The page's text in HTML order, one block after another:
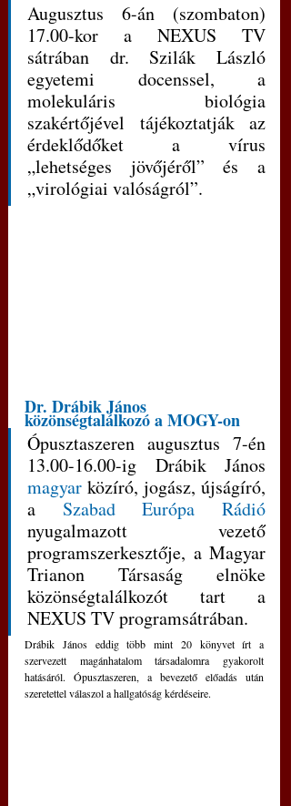
Augusztus 6-án (szombaton)
17.00-kor a NEXUS TV
sátrában dr. Szilák László
egyetemi docenssel, a
molekuláris biológia
szakértőjével tájékoztatják az
érdeklődőket a vírus
„lehetséges jövőjéről” és a
„virológiai valóságról”.
Dr. Drábik János
közönségtalálkozó a MOGY-on
Ópusztaszeren augusztus 7-én
magyar közíró, jogász, újságíró,
a Szabad Európa Rádió
nyugalmazott vezető
programszerkesztője, a Magyar
Trianon Társaság elnöke
közönségtalálkozót tart a
NEXUS TV programsátrában.
Drábik János eddig több mint 20 könyvet írt a
szervezett magánhatalom társadalomra gyakorolt
hatásáról. Ópusztaszeren, a bevezető előadás után
szeretettel válaszol a hallgatóság kérdéseire.